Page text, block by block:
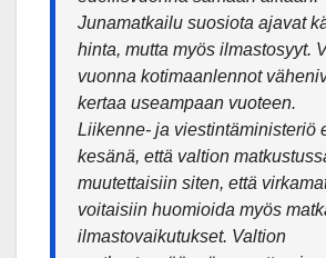
Junamatkailu suosiota ajavat
hinta, mutta myös ilmastosyyt.
vuonna kotimaanlennot
kertaa useampaan vuoteen.
Liikenne- ja viestintäministeriö
kesänä, että valtion
muutettaisiin siten, että
voitaisiin huomioida myös
ilmastovaikutukset. Valtion